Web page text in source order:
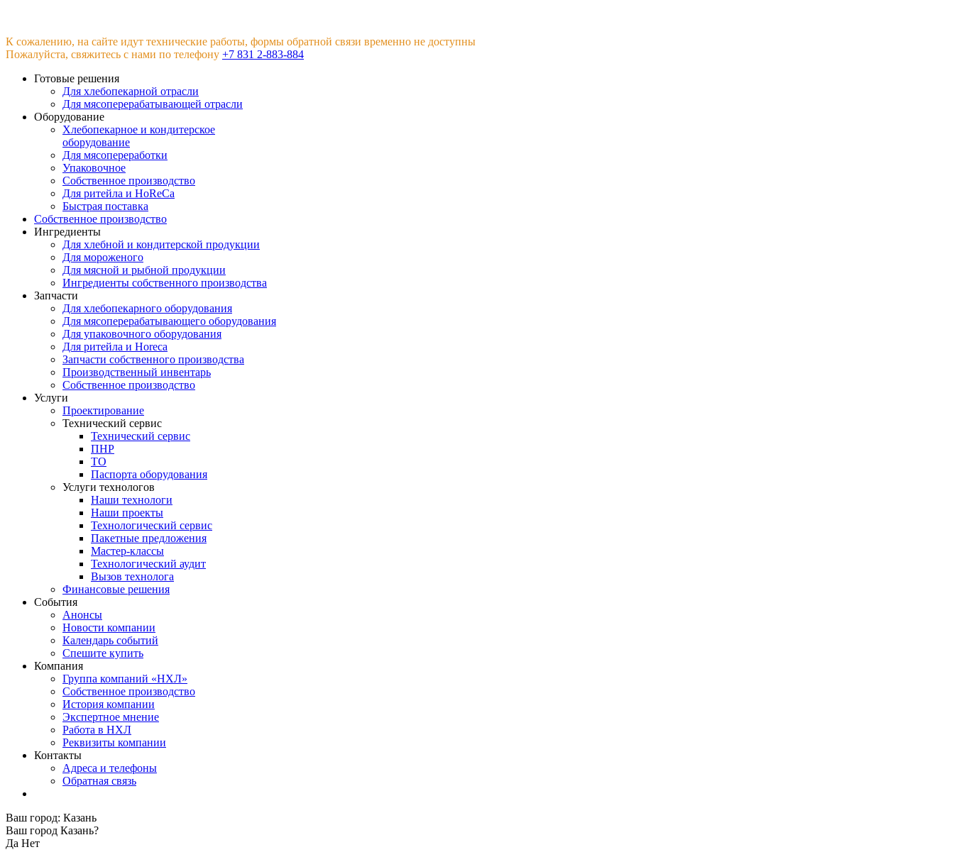
К сожалению, на сайте идут технические работы, формы обратной связи временно не доступны
Пожалуйста, свяжитесь с нами по телефону +7 831 2-883-884
Готовые решения
Для хлебопекарной отрасли
Для мясоперерабатывающей отрасли
Оборудование
Хлебопекарное и кондитерское
оборудование
Для мясопереработки
Упаковочное
Собственное производство
Для ритейла и HoReCa
Быстрая поставка
Собственное производство
Ингредиенты
Для хлебной и кондитерской продукции
Для мороженого
Для мясной и рыбной продукции
Ингредиенты собственного производства
Запчасти
Для хлебопекарного оборудования
Для мясоперерабатывающего оборудования
Для упаковочного оборудования
Для ритейла и Horeca
Запчасти собственного производства
Производственный инвентарь
Собственное производство
Услуги
Проектирование
Технический сервис
Технический сервис
ПНР
ТО
Паспорта оборудования
Услуги технологов
Наши технологи
Наши проекты
Технологический сервис
Пакетные предложения
Мастер-классы
Технологический аудит
Вызов технолога
Финансовые решения
События
Анонсы
Новости компании
Календарь событий
Спешите купить
Компания
Группа компаний «НХЛ»
Собственное производство
История компании
Экспертное мнение
Работа в НХЛ
Реквизиты компании
Контакты
Адреса и телефоны
Обратная связь
Ваш город: Казань
Ваш город Казань?
Да Нет